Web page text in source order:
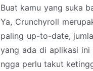
Buat kamu yang suka
Ya, Crunchyroll
paling up-to-date,
yang ada di aplikasi ini
ngga perlu takut